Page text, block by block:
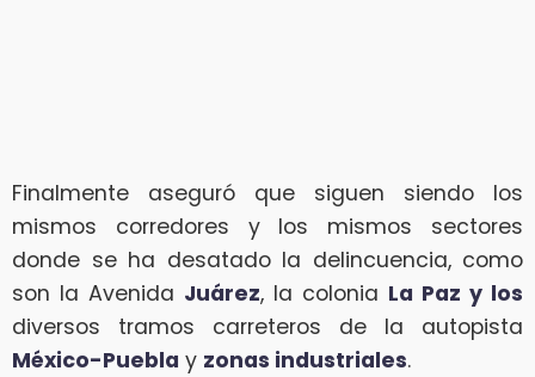
Finalmente aseguró que siguen siendo los
mismos corredores y los mismos sectores
donde se ha desatado la delincuencia, como
son la Avenida Juárez, la colonia La Paz y los
diversos tramos carreteros de la autopista
México-Puebla y zonas industriales.